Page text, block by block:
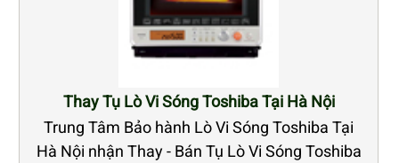
Thay Tụ Lò Vi Sóng Toshiba Tại Hà Nội
Trung Tâm Bảo hành Lò Vi Sóng Toshiba Tại
Hà Nội nhận Thay - Bán Tụ Lò Vi Sóng Toshiba